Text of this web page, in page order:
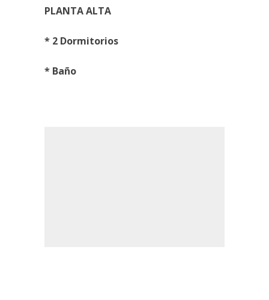
PLANTA ALTA
* 2 Dormitorios
* Baño